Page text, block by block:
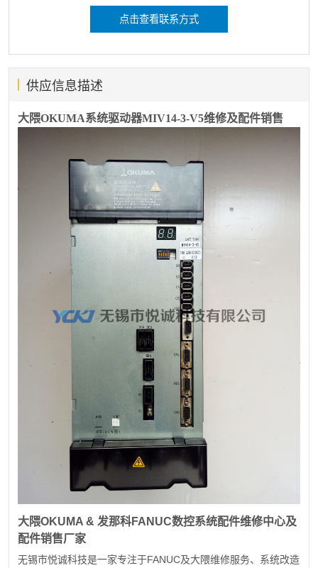
点击查看联系方式
供应信息描述
大隈OKUMA系统驱动器MIV14-3-V5维修及配件销售
大隈OKUMA & 发那科FANUC数控系统配件维修中心及
配件销售厂家
无锡市悦诚科技是一家专注于FANUC及大隈维修服务、系统改造